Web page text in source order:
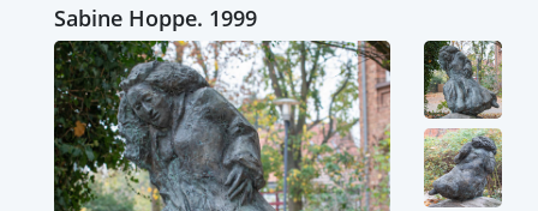
Sabine Hoppe. 1999